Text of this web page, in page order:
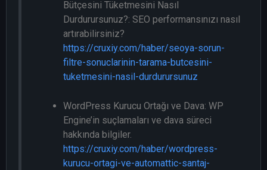
Bütçesini Tüketmesini Nasıl
Durdurursunuz?: SEO performansınızı nasıl
artırabilirsiniz?
https://cruxiy.com/haber/seoya-sorun-
filtre-sonuclarinin-tarama-butcesini-
tuketmesini-nasil-durdurursunuz
WordPress Kurucu Ortağı ve Dava: WP
Engine’in suçlamaları ve dava süreci
hakkında bilgiler.
https://cruxiy.com/haber/wordpress-
kurucu-ortagi-ve-automattic-santaj-